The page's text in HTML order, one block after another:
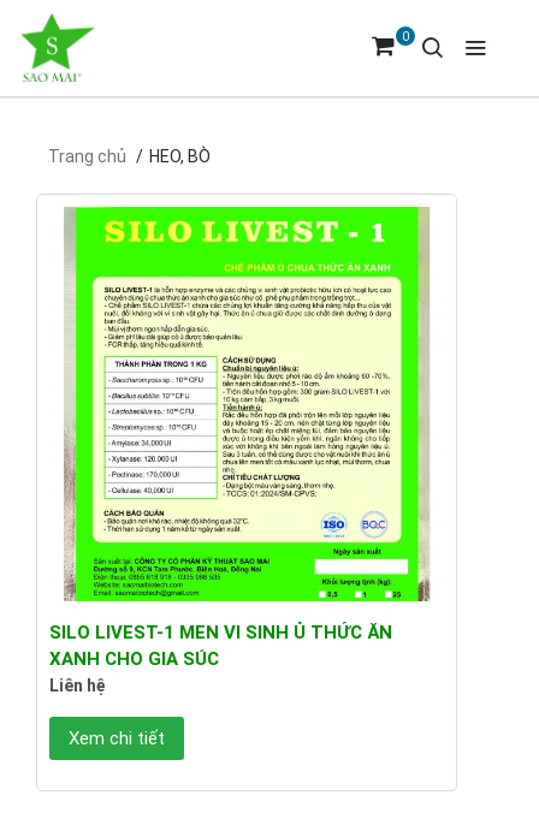
0
Trang chủ HEO, BÒ
SILO LIVEST-1 MEN VI SINH Ủ THỨC ĂN
XANH CHO GIA SÚC
Liên hệ
Xem chi tiết